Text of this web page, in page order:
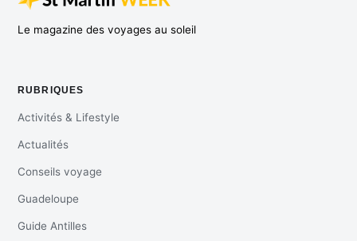
Le magazine des voyages au soleil
RUBRIQUES
Activités & Lifestyle
Actualités
Conseils voyage
Guadeloupe
Guide Antilles